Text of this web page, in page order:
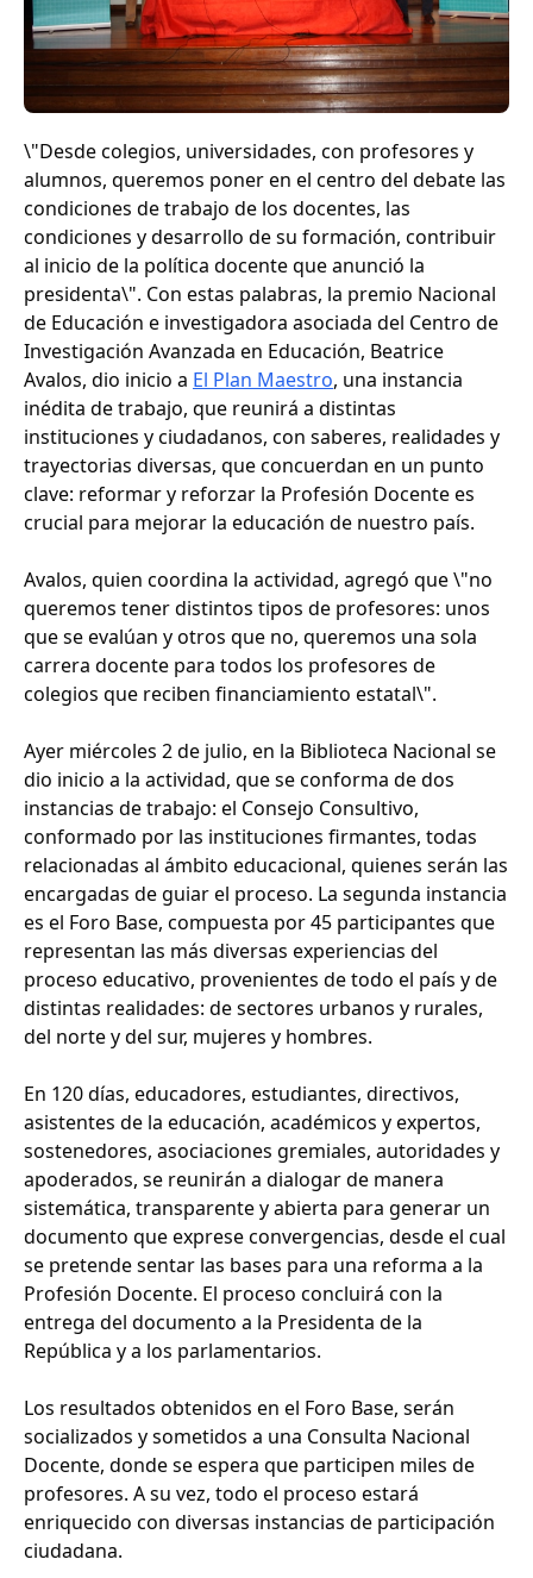
\"Desde colegios, universidades, con profesores y
alumnos, queremos poner en el centro del debate las
condiciones de trabajo de los docentes, las
condiciones y desarrollo de su formación, contribuir
al inicio de la política docente que anunció la
presidenta\". Con estas palabras, la premio Nacional
de Educación e investigadora asociada del Centro de
Investigación Avanzada en Educación, Beatrice
Avalos, dio inicio a El Plan Maestro, una instancia
inédita de trabajo, que reunirá a distintas
instituciones y ciudadanos, con saberes, realidades y
trayectorias diversas, que concuerdan en un punto
clave: reformar y reforzar la Profesión Docente es
crucial para mejorar la educación de nuestro país.
Avalos, quien coordina la actividad, agregó que \"no
queremos tener distintos tipos de profesores: unos
que se evalúan y otros que no, queremos una sola
carrera docente para todos los profesores de
colegios que reciben financiamiento estatal\".
Ayer miércoles 2 de julio, en la Biblioteca Nacional se
dio inicio a la actividad, que se conforma de dos
instancias de trabajo: el Consejo Consultivo,
conformado por las instituciones firmantes, todas
relacionadas al ámbito educacional, quienes serán las
encargadas de guiar el proceso. La segunda instancia
es el Foro Base, compuesta por 45 participantes que
representan las más diversas experiencias del
proceso educativo, provenientes de todo el país y de
distintas realidades: de sectores urbanos y rurales,
del norte y del sur, mujeres y hombres.
En 120 días, educadores, estudiantes, directivos,
asistentes de la educación, académicos y expertos,
sostenedores, asociaciones gremiales, autoridades y
apoderados, se reunirán a dialogar de manera
sistemática, transparente y abierta para generar un
documento que exprese convergencias, desde el cual
se pretende sentar las bases para una reforma a la
Profesión Docente. El proceso concluirá con la
entrega del documento a la Presidenta de la
República y a los parlamentarios.
Los resultados obtenidos en el Foro Base, serán
socializados y sometidos a una Consulta Nacional
Docente, donde se espera que participen miles de
profesores. A su vez, todo el proceso estará
enriquecido con diversas instancias de participación
ciudadana.